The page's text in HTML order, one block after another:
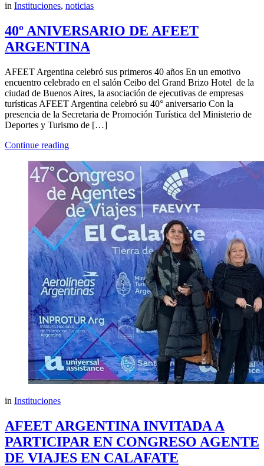
in Instituciones, noticias
40º ANIVERSARIO DE AFEET
ARGENTINA
AFEET Argentina celebró sus primeros 40 años En un emotivo
encuentro celebrado en el salón Ceibo del Grand Brizo Hotel de la
ciudad de Buenos Aires, la asociación de ejecutivas de empresas
turísticas AFEET Argentina celebró su 40° aniversario Con la
presencia de la Secretaria de Promoción Turística del Ministerio de
Deportes y Turismo de […]
Continue reading
in Instituciones
AFEET ARGENTINA INVITADA A
PARTICIPAR EN CONGRESO AGENTE
DE VIAJES EN CALAFATE